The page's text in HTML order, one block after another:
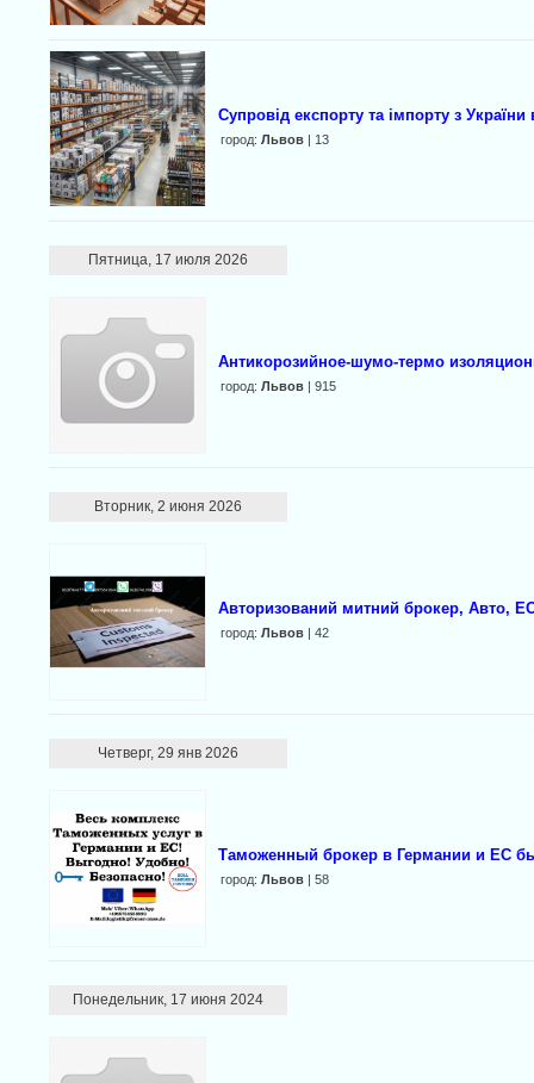
Супровід експорту та імпорту з
город: Львов| 13
Пятница, 17 июля 2026
Антикорозийное-шумо-термо
город: Львов| 915
Вторник, 2 июня 2026
Авторизований митний брокер, Авто,
город: Львов| 42
Четверг, 29 янв 2026
Таможенный брокер в Германии и ЕС
город: Львов| 58
Понедельник, 17 июня 2024